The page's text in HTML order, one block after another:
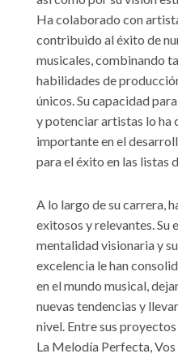
Ha colaborado con
contribuido al éxito de
musicales, combinando
habilidades de
únicos. Su capacidad
y potenciar artistas lo ha
importante en el
para el éxito en las listas
A lo largo de su carrera,
exitosos y relevantes. Su
mentalidad visionaria y
excelencia le han
en el mundo musical,
nuevas tendencias y
nivel. Entre sus
La Melodía Perfecta, Vos